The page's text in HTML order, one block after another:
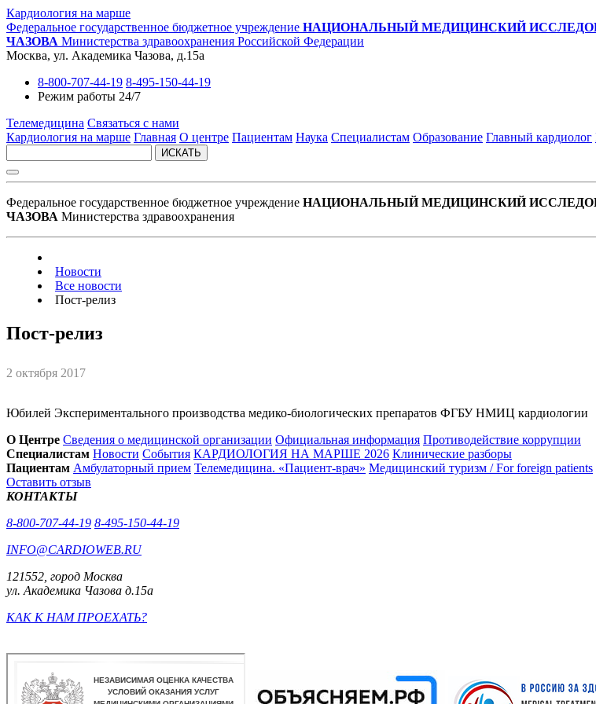
Кардиология на марше
Федеральное государственное бюджетное учреждение НАЦИОНАЛЬНЫЙ МЕДИЦИНСКИЙ
ЧАЗОВА Министерства здравоохранения Российской Федерации
Москва, ул. Академика Чазова, д.15а
8-800-707-44-19 8-495-150-44-19
Режим работы 24/7
Телемедицина Связаться с нами
Кардиология на марше Главная О центре Пациентам Наука Специалистам Образование Главный кардиолог
ИСКАТЬ
Федеральное государственное бюджетное учреждение НАЦИОНАЛЬНЫЙ МЕДИЦИНСКИЙ
ЧАЗОВА Министерства здравоохранения
Новости
Все новости
Пост-релиз
Пост-релиз
2 октября 2017
Юбилей Экспериментального производства медико-биологических препаратов ФГБУ НМИЦ кардиологии
О Центре Сведения о медицинской организации Официальная информация Противодействие коррупции
Специалистам Новости События КАРДИОЛОГИЯ НА МАРШЕ 2026 Клинические разборы
Пациентам Амбулаторный прием Телемедицина. «Пациент-врач» Медицинский туризм / For foreign patients
Оставить отзыв
КОНТАКТЫ
8-800-707-44-19 8-495-150-44-19
INFO@CARDIOWEB.RU
121552, город Москва
ул. Академика Чазова д.15а
КАК К НАМ ПРОЕХАТЬ?